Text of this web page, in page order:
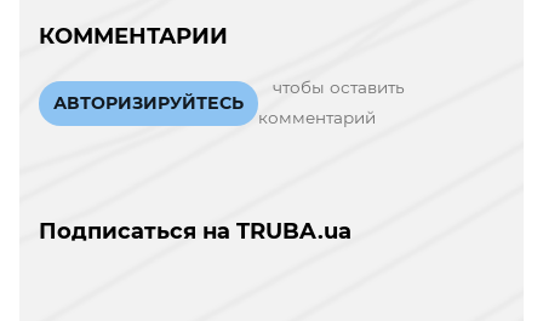
КОММЕНТАРИИ
АВТОРИЗИРУЙТЕСЬ
чтобы оставить
комментарий
Подписаться на TRUBA.ua